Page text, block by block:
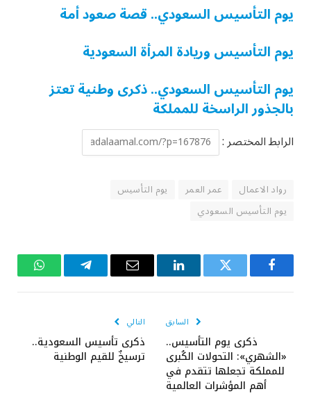
يوم التأسيس السعودي.. قصة صعود أمة
يوم التأسيس وريادة المرأة السعودية
يوم التأسيس السعودي.. ذكرى وطنية تعتز
بالجذور الراسخة للمملكة
الرابط المختصر :
رواد الاعمال عمر العمر
يوم التأسيس
يوم التأسيس السعودي
فيسبوك تويتر لينكدإن
البريد
تيلقرام واتساب
السابق
ذكرى يوم التأسيس..
«الشهري»: التحولات الكُبرى
للمملكة تجعلها تتقدم في
أهم المؤشرات العالمية
التالي
ذكرى تأسيس السعودية..
ترسيخٌ للقيم الوطنية